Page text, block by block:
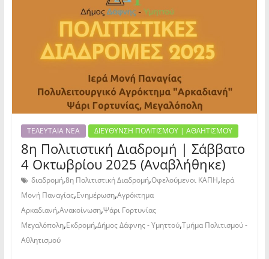
ΤΕΛΕΥΤΑΙΑ ΝΕΑ ΔΙΕΥΘΥΝΣΗ ΠΟΛΙΤΙΣΜΟΥ | ΑΘΛΗΤΙΣΜΟΥ
8η Πολιτιστική Διαδρομή | Σάββατο
4 Οκτωβρίου 2025 (Αναβλήθηκε)
διαδρομή,8η Πολιτιστική Διαδρομή,Οφελούμενοι ΚΑΠΗ,Ιερά
Μονή Παναγίας,Ενημέρωση,Αγρόκτημα
Αρκαδιανή,Ανακοίνωση,Ψάρι Γορτυνίας
Μεγαλόπολη,Εκδρομή,Δήμος Δάφνης - Υμηττού,Τμήμα Πολιτισμού -
Αθλητισμού